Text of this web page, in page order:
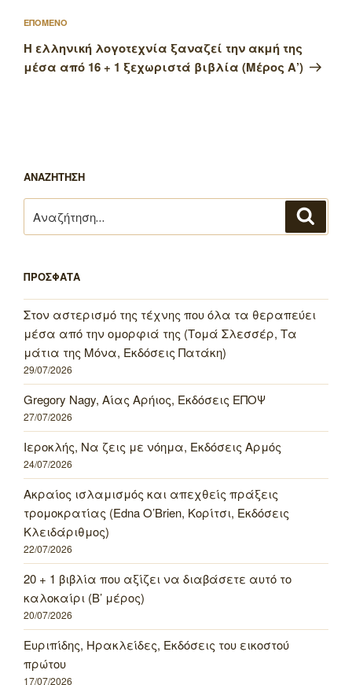
Επόμενο
άρθρο
ΕΠΟΜΕΝΟ
Η ελληνική λογοτεχνία ξαναζεί την ακμή της
μέσα από 16 + 1 ξεχωριστά βιβλία (Μέρος Α’)
ΑΝΑΖΗΤΗΣΗ
για:
ΠΡΟΣΦΑΤΑ
Στον αστερισμό της τέχνης που όλα τα θεραπεύει
μέσα από την ομορφιά της (Τομά Σλεσσέρ, Τα
μάτια της Μόνα, Εκδόσεις Πατάκη)
29/07/2026
Gregory Nagy, Αίας Αρήιος, Εκδόσεις ΕΠΟΨ
27/07/2026
Ιεροκλής, Να ζεις με νόημα, Εκδόσεις Αρμός
24/07/2026
Ακραίος ισλαμισμός και απεχθείς πράξεις
τρομοκρατίας (Edna O’Brien, Κορίτσι, Εκδόσεις
Κλειδάριθμος)
22/07/2026
20 + 1 βιβλία που αξίζει να διαβάσετε αυτό το
καλοκαίρι (Β’ μέρος)
20/07/2026
Ευριπίδης, Ηρακλείδες, Εκδόσεις του εικοστού
πρώτου
17/07/2026